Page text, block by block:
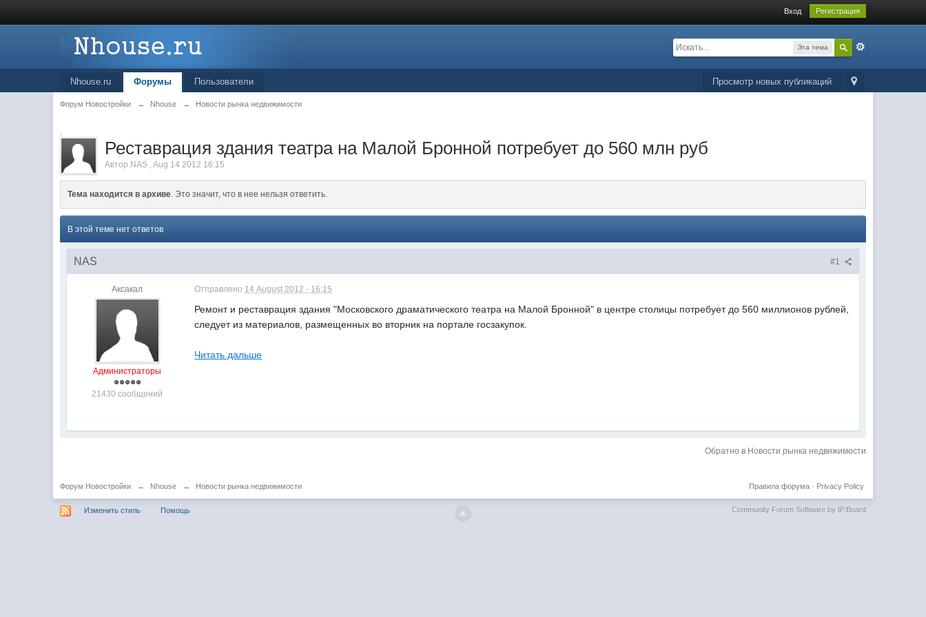
Вход Регистрация
Эта тема
Просмотр новых публикаций
Nhouse.ru Форумы Пользователи
Форум Новостройки → Nhouse → Новости рынка недвижимости
.
Реставрация здания театра на Малой Бронной потребует до 560 млн руб
Автор NAS ,Aug 14 2012 16:15
Тема находится в архиве. Это значит, что в нее нельзя ответить.
В этой теме нет ответов
#1
NAS
Аксакал
Администраторы
21430 сообщений
Отправлено 14 August 2012 - 16:15
Ремонт и реставрация здания "Московского драматического театра на Малой Бронной" в центре столицы потребует до 560 миллионов рублей,
следует из материалов, размещенных во вторник на портале госзакупок.
Читать дальше
Обратно в Новости рынка недвижимости
Форум Новостройки → Nhouse → Новости рынка недвижимости Privacy Policy
Правила форума·
Изменить стиль Помощь Community Forum Software by IP.Board